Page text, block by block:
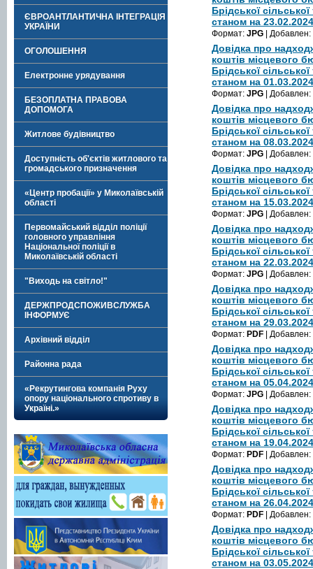
ЄВРОАНТЛАНТИЧНА ІНТЕГРАЦІЯ
УКРАЇНИ
ОГОЛОШЕННЯ
Електронне урядування
БЕЗОПЛАТНА ПРАВОВА
ДОПОМОГА
Житлове будівництво
Доступність об'єктів житлового та
громадського призначення
«Центр пробації» у Миколаївській
області
Первомайський відділ поліції
головного управління
Національної поліції в
Миколаївській області
"Виходь на світло!"
ДЕРЖПРОДСПОЖИВСЛУЖБА
ІНФОРМУЄ
Архівний відділ
Районна рада
«Рекрутингова компанія Руху
опору національного спротиву в
Україні.»
Брідської
станом на 23.02.2024
Формат: JPG | Добавлен:
Довідка про
коштів місцевого
Брідської
станом на 01.03.2024
Формат: JPG | Добавлен:
Довідка про
коштів місцевого
Брідської
станом на 08.03.2024
Формат: JPG | Добавлен:
Довідка про
коштів місцевого
Брідської
станом на 15.03.2024
Формат: JPG | Добавлен:
Довідка про
коштів місцевого
Брідської
станом на 22.03.2024
Формат: JPG | Добавлен:
Довідка про
коштів місцевого
Брідської
станом на 29.03.2024
Формат: PDF | Добавлен:
Довідка про
коштів місцевого
Брідської
станом на 05.04.2024
Формат: JPG | Добавлен:
Довідка про
коштів місцевого
Брідської
станом на 19.04.2024
Формат: PDF | Добавлен:
Довідка про
коштів місцевого
Брідської
станом на 26.04.2024
Формат: PDF | Добавлен:
Довідка про
коштів місцевого
Брідської
станом на 03.05.2024